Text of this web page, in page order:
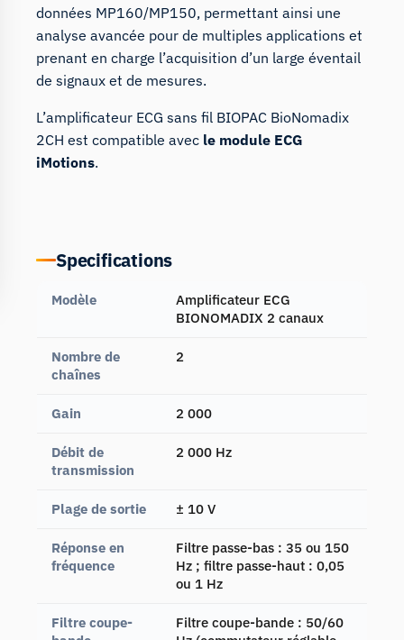
données MP160/MP150, permettant ainsi une
analyse avancée pour de multiples applications et
prenant en charge l’acquisition d’un large éventail
de signaux et de mesures.
L’amplificateur ECG sans fil BIOPAC BioNomadix
2CH est compatible avec le module ECG
iMotions.
Specifications
Modèle
Amplificateur ECG
BIONOMADIX 2 canaux
Nombre de
chaînes
2
Gain 2 000
Débit de
transmission
2 000 Hz
Plage de sortie ± 10 V
Réponse en
fréquence
Filtre passe-bas : 35 ou 150
Hz ; filtre passe-haut : 0,05
ou 1 Hz
Filtre coupe-
Filtre coupe-bande : 50/60